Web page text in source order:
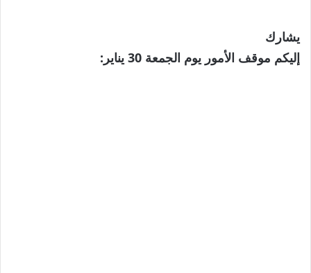
يشارك
إليكم موقف الأمور يوم الجمعة 30 يناير: